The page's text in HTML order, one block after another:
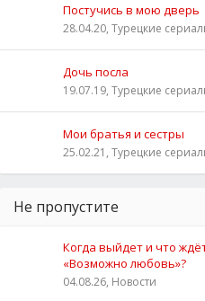
Постучись в мою дверь
28.04.20, Турецкие
Дочь посла
19.07.19, Турецкие
Мои братья и сестры
25.02.21, Турецкие
Не пропустите
Когда выйдет и что
«Возможно любовь»?
04.08.26, Новости